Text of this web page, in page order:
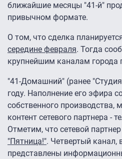
ближайшие месяцы "41-й"
привычном формате.
О том, что сделка
середине февраля. Тогда
крупнейшим каналам города
"41-Домашний" (ранее
году. Наполнение его эфира
собственного производства,
контент сетевого партнера -
Отметим, что сетевой
"Пятница!". Четвертый канал,
представлены